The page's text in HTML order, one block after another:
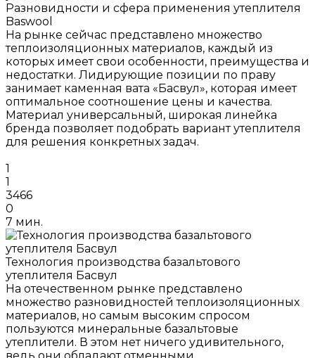
Разновидности и сфера применения утеплителя
Baswool
На рынке сейчас представлено множество
теплоизоляционных материалов, каждый из
которых имеет свои особенности, преимущества и
недостатки. Лидирующие позиции по праву
занимает каменная вата «Басвул», которая имеет
оптимальное соотношение цены и качества.
Материал универсальный, широкая линейка
бренда позволяет подобрать вариант утеплителя
для решения конкретных задач.
1
1
3466
0
7 мин.
Технология производства базальтового
утеплителя Басвул
На отечественном рынке представлено
множество разновидностей теплоизоляционных
материалов, но самым высоким спросом
пользуются минеральные базальтовые
утеплители. В этом нет ничего удивительного,
ведь они обладают отменными